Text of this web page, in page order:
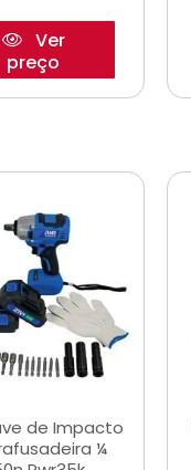
Ver
preço
de Impacto
¼